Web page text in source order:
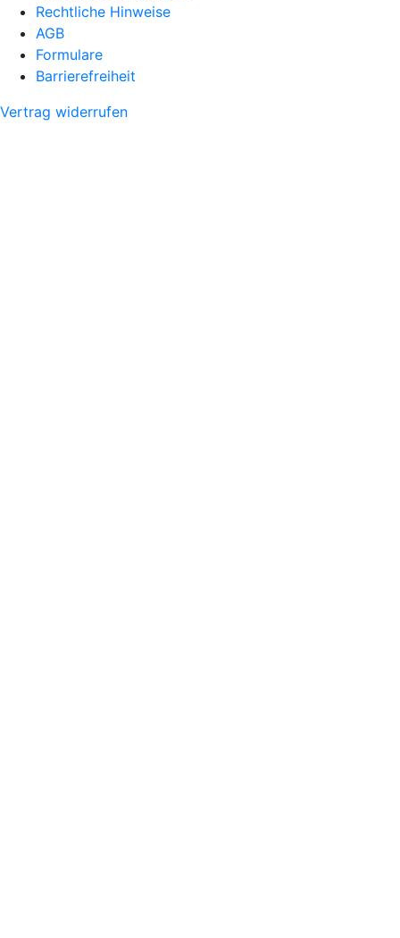
Rechtliche Hinweise
AGB
Formulare
Barrierefreiheit
Vertrag widerrufen